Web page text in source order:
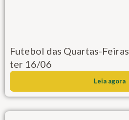
Futebol das Quartas-Feiras
ter 16/06
Leia agora